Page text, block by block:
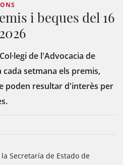
i beques del 16
de l'Advocacia de
cada setmana els premis,
poden resultar d'interès per
Secretaría de Estado de